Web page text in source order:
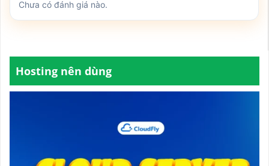
Chưa có đánh giá nào.
Hosting nên dùng